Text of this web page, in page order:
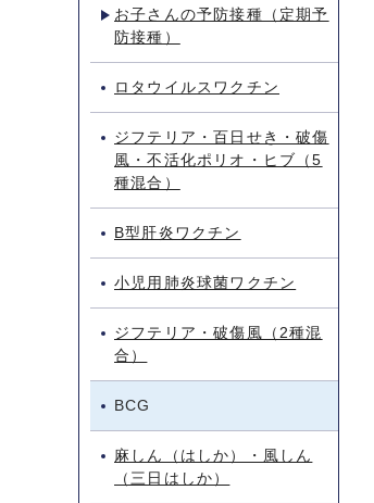
お子さんの予防接種（定期予
防接種）
ロタウイルスワクチン
ジフテリア・百日せき・破傷
風・不活化ポリオ・ヒブ（5
種混合）
B型肝炎ワクチン
小児用肺炎球菌ワクチン
ジフテリア・破傷風（2種混
合）
BCG
麻しん（はしか）・風しん
（三日はしか）